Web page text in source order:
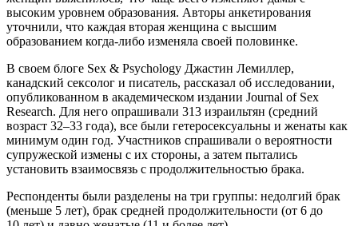
высоким уровнем образования. Авторы анкетирования
уточнили, что каждая вторая женщина с высшим
образованием когда-либо изменяла своей половинке.
В своем блоге Sex & Psychology Джастин Лемиллер,
канадский сексолог и писатель, рассказал об исследовании,
опубликованном в академическом издании Journal of Sex
Research. Для него опрашивали 313 израильтян (средний
возраст 32–33 года), все были гетеросексуальны и женаты как
минимум один год. Участников спрашивали о вероятности
супружеской измены с их стороны, а затем пытались
установить взаимосвязь с продолжительностью брака.
Респонденты были разделены на три группы: недолгий брак
(меньше 5 лет), брак средней продолжительности (от 6 до